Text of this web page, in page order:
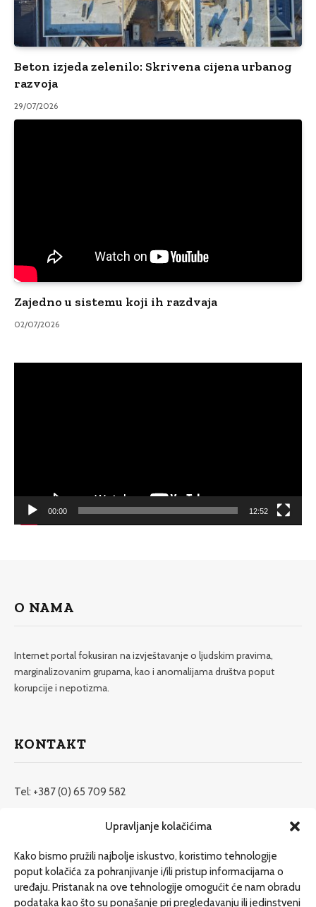
Upravljanje kolačićima
Kako bismo pružili najbolje iskustvo, koristimo tehnologije
poput kolačića za pohranjivanje i/ili pristup informacijama o
uređaju. Pristanak na ove tehnologije omogućit će nam obradu
podataka kao što su ponašanje pri pregledavanju ili jedinstveni
Beton izjeda zelenilo: Skrivena cijena urbanog
razvoja
29/07/2026
Zajedno u sistemu koji ih razdvaja
02/07/2026
00:00 12:52
O NAMA
Internet portal fokusiran na izvještavanje o ljudskim pravima,
marginalizovanim grupama, kao i anomalijama društva poput
korupcije i nepotizma.
KONTAKT
Tel: +387 (0) 65 709 582
redakcija@etrafika.net
Dosije